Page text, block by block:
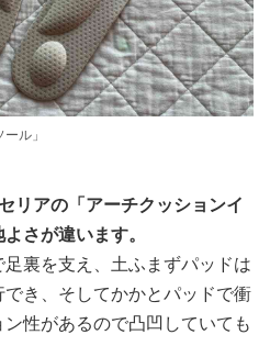
ル」
リアの「アーチクッションイ
さが違います。
裏を支え、土ふまずパッドは
き、そしてかかとパッドで衝
性があるので凸凹していても